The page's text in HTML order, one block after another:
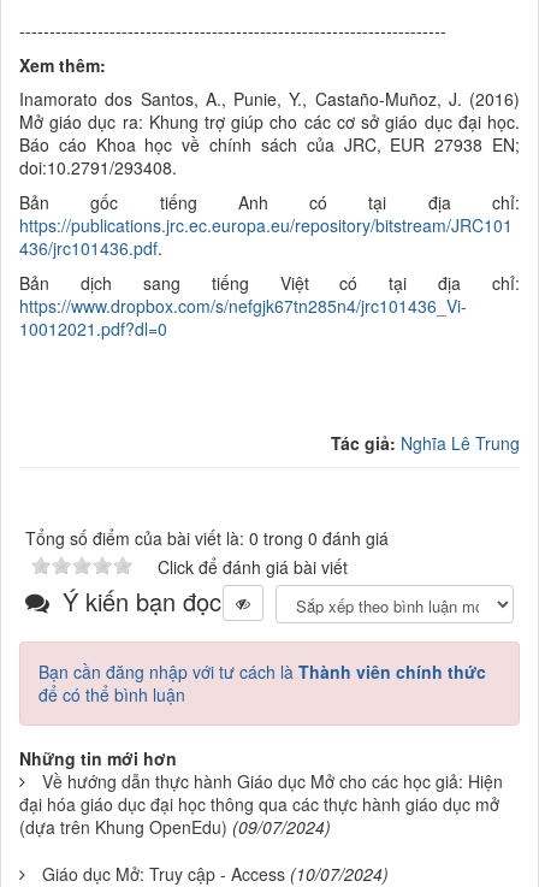
-----------------------------------------------------------------------
Xem thêm:
Inamorato dos Santos, A., Punie, Y., Castaño-Muñoz, J. (2016)
Mở giáo dục ra: Khung trợ giúp cho các cơ sở giáo dục đại học.
Báo cáo Khoa học về chính sách của JRC, EUR 27938 EN;
doi:10.2791/293408.
Bản gốc tiếng Anh có tại địa chỉ:
https://publications.jrc.ec.europa.eu/repository/bitstream/JRC101
436/jrc101436.pdf.
Bản dịch sang tiếng Việt có tại địa chỉ:
https://www.dropbox.com/s/nefgjk67tn285n4/jrc101436_Vi-
10012021.pdf?dl=0
Tác giả: Nghĩa Lê Trung
Tổng số điểm của bài viết là: 0 trong 0 đánh giá
Click để đánh giá bài viết
Ý kiến bạn đọc
Bạn cần đăng nhập với tư cách là Thành viên chính thức
để có thể bình luận
Những tin mới hơn
Về hướng dẫn thực hành Giáo dục Mở cho các học giả: Hiện
đại hóa giáo dục đại học thông qua các thực hành giáo dục mở
(dựa trên Khung OpenEdu) (09/07/2024)
Giáo dục Mở: Truy cập - Access (10/07/2024)